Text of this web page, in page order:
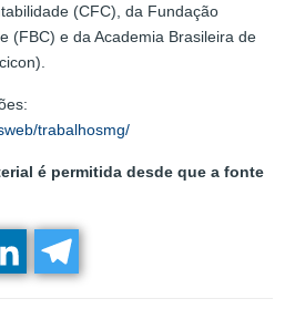
(CFC), da Fundação
(FBC) e da Academia Brasileira de
trabalhosmg/
é permitida desde que a fonte